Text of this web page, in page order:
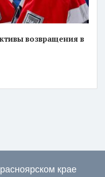
возвращения в
крае